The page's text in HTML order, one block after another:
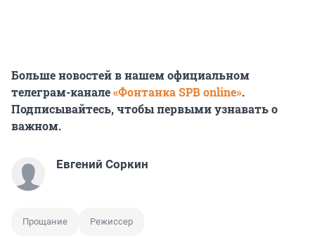
Больше новостей в нашем официальном
телеграм-канале«Фонтанка SPB online».
Подписывайтесь, чтобы первыми узнавать о
важном.
Евгений Соркин
Прощание Режиссер